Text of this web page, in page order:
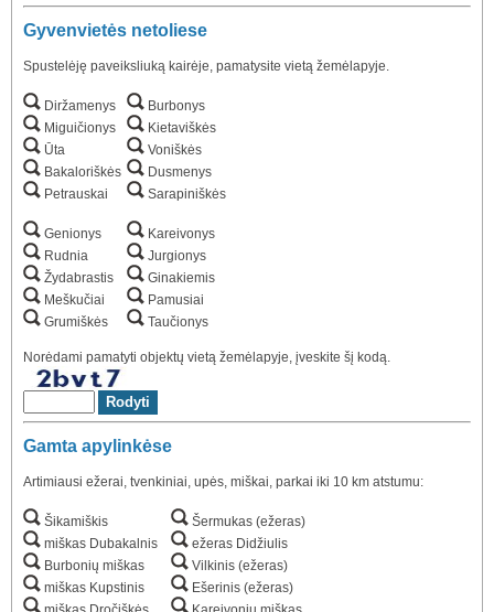
Gyvenvietės netoliese
Spustelėję paveiksliuką kairėje, pamatysite vietą žemėlapyje.
Diržamenys
Miguičionys
Ūta
Bakaloriškės
Petrauskai
Genionys
Rudnia
Žydabrastis
Meškučiai
Grumiškės
Burbonys
Kietaviškės
Voniškės
Dusmenys
Sarapiniškės
Kareivonys
Jurgionys
Ginakiemis
Pamusiai
Taučionys
Norėdami pamatyti objektų vietą žemėlapyje, įveskite šį kodą.
Gamta apylinkėse
Artimiausi ežerai, tvenkiniai, upės, miškai, parkai iki 10 km atstumu:
Šikamiškis
miškas Dubakalnis
Burbonių miškas
miškas Kupstinis
Šermukas (ežeras)
ežeras Didžiulis
Vilkinis (ežeras)
Ešerinis (ežeras)